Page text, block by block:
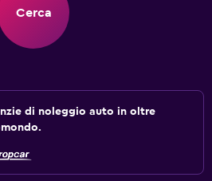
Cerca
di noleggio auto in oltre